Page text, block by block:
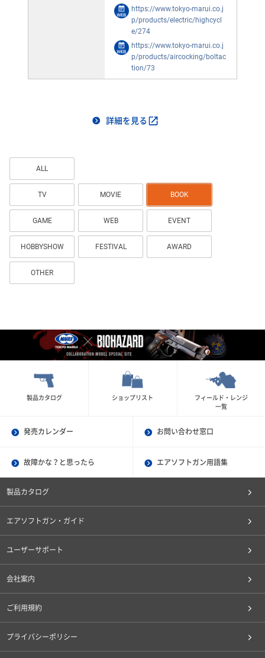
https://www.tokyo-marui.co.j
p/products/electric/highcycl
e/274
https://www.tokyo-marui.co.j
p/products/aircocking/boltac
tion/73
詳細を見る
ALL
TV MOVIE BOOK
GAME WEB EVENT
HOBBYSHOW FESTIVAL AWARD
OTHER
製品カタログ ショップリスト
フィールド・レンジ
一覧
発売カレンダー お問い合わせ窓口
故障かな？と思ったら エアソフトガン用語集
製品カタログ
エアソフトガン・ガイド
ユーザーサポート
会社案内
ご利用規約
プライバシーポリシー